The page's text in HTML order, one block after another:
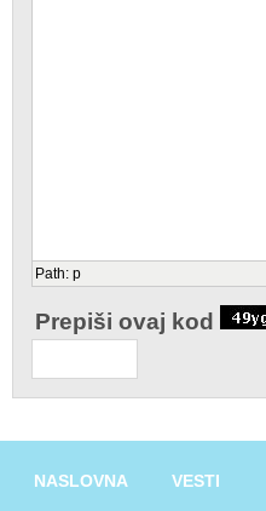
Path: p
Prepiši ovaj kod
NASLOVNA VESTI